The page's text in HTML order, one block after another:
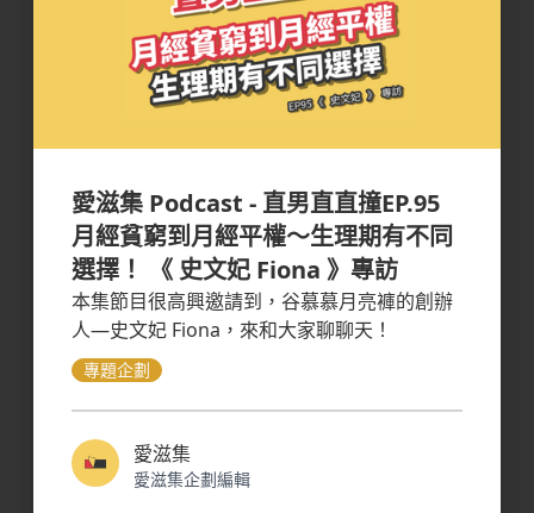
愛滋集 Podcast - 直男直直撞EP.95
月經貧窮到月經平權～生理期有不同
選擇！ 《 史文妃 Fiona 》專訪
本集節目很高興邀請到，谷慕慕月亮褲的創辦
人—史文妃 Fiona，來和大家聊聊天！
專題企劃
愛滋集
愛滋集企劃編輯